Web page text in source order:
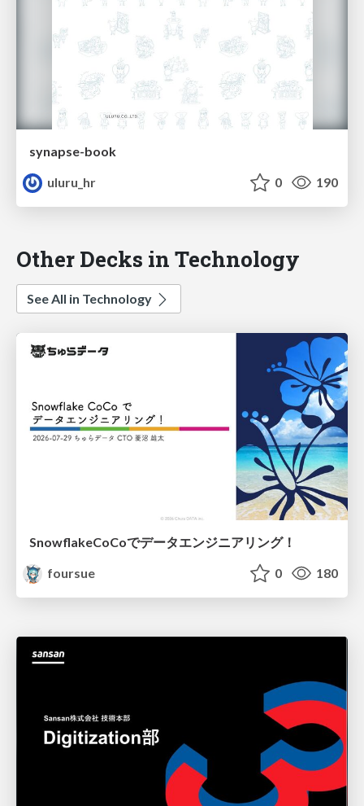
synapse-book
uluru_hr
0 190
Other Decks in Technology
See All in Technology
SnowflakeCoCoでデータエンジニアリング！
foursue
0 180